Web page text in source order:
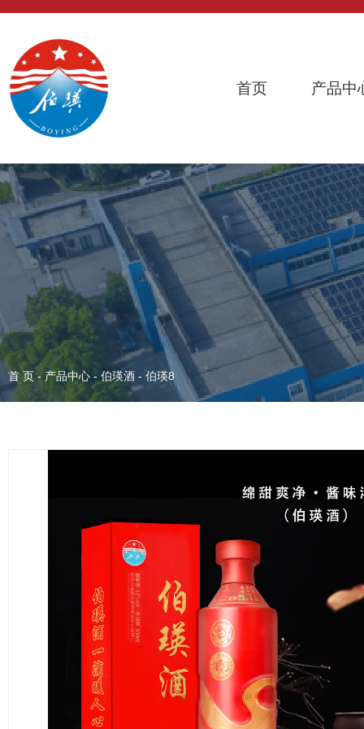
首页 产品中
首 页- 产品中心 - 伯瑛酒 - 伯瑛8